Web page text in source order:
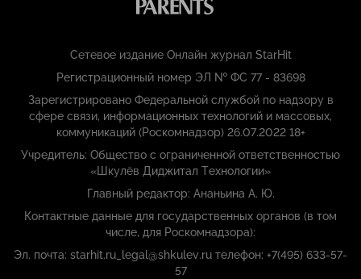
Сетевое издание Онлайн журнал StarHit
Регистрационный номер ЭЛ № ФС 77 - 83698
Зарегистрировано Федеральной службой по надзору в
сфере связи, информационных технологий и массовых,
коммуникаций (Роскомнадзор) 26.07.2022 18+
Учредитель: Общество с ограниченной ответственностью
«Шкулёв Диджитал Технологии»
Главный редактор: Ананьина А. Ю.
Контактные данные для государственных органов (в том
числе, для Роскомнадзора):
Эл. почта: starhit.ru_legal@shkulev.ru телефон: +7(495) 633-57-
57